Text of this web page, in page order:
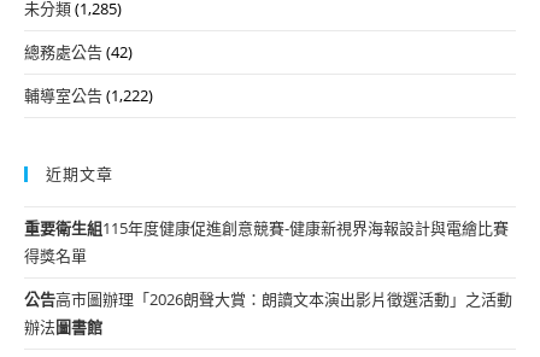
未分類(1,285)
總務處公告(42)
輔導室公告(1,222)
近期文章
重要衛生組115年度健康促進創意競賽-健康新視界海報設計與電繪比賽
得獎名單
公告高市圖辦理「2026朗聲大賞：朗讀文本演出影片徵選活動」之活動
辦法圖書館